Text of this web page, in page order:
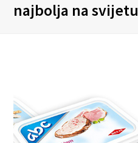
najbolja na svijetu